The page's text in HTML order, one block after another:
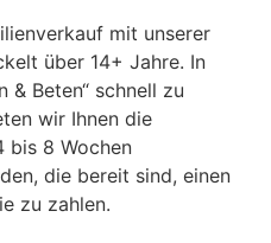
mit unserer
über 14+ Jahre. In
& Beten“ schnell zu
wir Ihnen die
bis 8 Wochen
die bereit sind, einen
zu zahlen.